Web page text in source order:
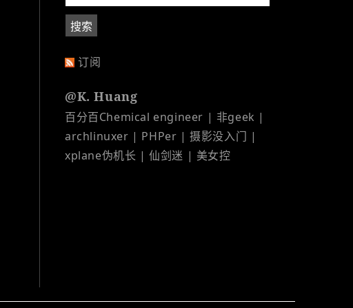
订阅
@K. Huang
百分百Chemical engineer | 非geek |
archlinuxer | PHPer | 摄影没入门 |
xplane伪机长 | 仙剑迷 | 美女控